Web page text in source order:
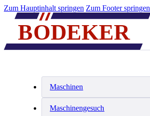
Zum Hauptinhalt springen Zum Footer springen
Maschinen
Maschinengesuch